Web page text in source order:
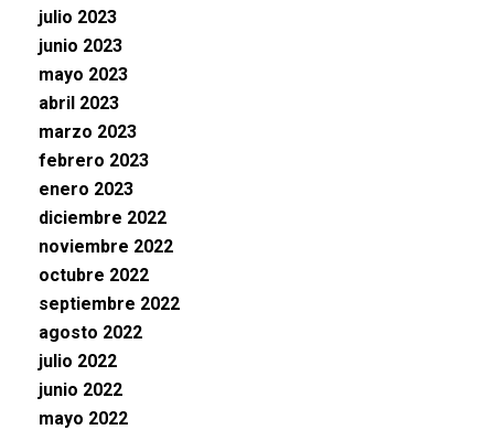
julio 2023
junio 2023
mayo 2023
abril 2023
marzo 2023
febrero 2023
enero 2023
diciembre 2022
noviembre 2022
octubre 2022
septiembre 2022
agosto 2022
julio 2022
junio 2022
mayo 2022